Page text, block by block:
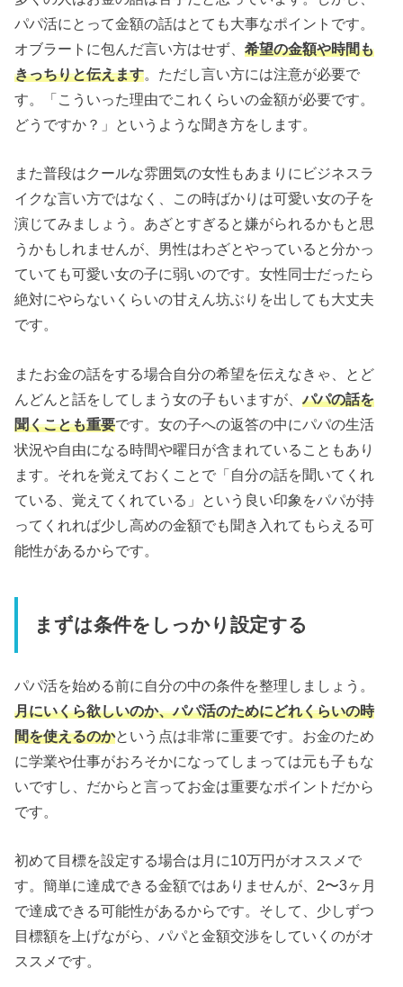
パパ活にとって金額の話はとても大事なポイントです。
オブラートに包んだ言い方はせず、希望の金額や時間も
きっちりと伝えます。ただし言い方には注意が必要で
す。「こういった理由でこれくらいの金額が必要です。
どうですか？」というような聞き方をします。
また普段はクールな雰囲気の女性もあまりにビジネスラ
イクな言い方ではなく、この時ばかりは可愛い女の子を
演じてみましょう。あざとすぎると嫌がられるかもと思
うかもしれませんが、男性はわざとやっていると分かっ
ていても可愛い女の子に弱いのです。女性同士だったら
絶対にやらないくらいの甘えん坊ぶりを出しても大丈夫
です。
またお金の話をする場合自分の希望を伝えなきゃ、とど
んどんと話をしてしまう女の子もいますが、パパの話を
聞くことも重要です。女の子への返答の中にパパの生活
状況や自由になる時間や曜日が含まれていることもあり
ます。それを覚えておくことで「自分の話を聞いてくれ
ている、覚えてくれている」という良い印象をパパが持
ってくれれば少し高めの金額でも聞き入れてもらえる可
能性があるからです。
まずは条件をしっかり設定する
パパ活を始める前に自分の中の条件を整理しましょう。
月にいくら欲しいのか、パパ活のためにどれくらいの時
間を使えるのかという点は非常に重要です。お金のため
に学業や仕事がおろそかになってしまっては元も子もな
いですし、だからと言ってお金は重要なポイントだから
です。
初めて目標を設定する場合は月に10万円がオススメで
す。簡単に達成できる金額ではありませんが、2〜3ヶ月
で達成できる可能性があるからです。そして、少しずつ
目標額を上げながら、パパと金額交渉をしていくのがオ
ススメです。